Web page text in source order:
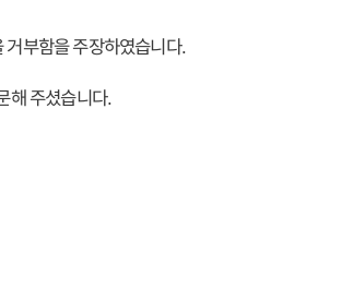
거부함을 주장하였습니다.
해 주셨습니다.